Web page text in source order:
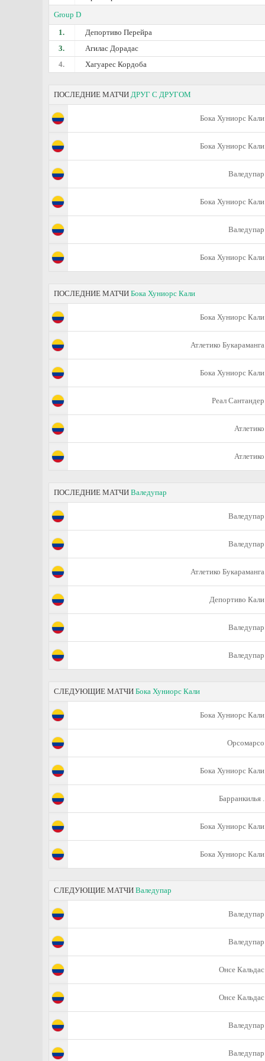
Group D
1.
Депортиво Перейра
3.
Агилас Дорадас
4.
Хагуарес Кордоба
ПОСЛЕДНИЕ МАТЧИ ДРУГ С ДРУГОМ
Бока Хуниорс Кали
Бока Хуниорс Кали
Валедупар
Бока Хуниорс Кали
Валедупар
Бока Хуниорс Кали
ПОСЛЕДНИЕ МАТЧИ Бока Хуниорс Кали
Бока Хуниорс Кали
Атлетико Букараманга
Бока Хуниорс Кали
Реал Сантандер
Атлетико
Атлетико
ПОСЛЕДНИЕ МАТЧИ Валедупар
Валедупар
Валедупар
Атлетико Букараманга
Депортиво Кали
Валедупар
Валедупар
СЛЕДУЮЩИЕ МАТЧИ Бока Хуниорс Кали
Бока Хуниорс Кали
Орсомарсо
Бока Хуниорс Кали
Барранкилья .
Бока Хуниорс Кали
Бока Хуниорс Кали
СЛЕДУЮЩИЕ МАТЧИ Валедупар
Валедупар
Валедупар
Онсе Кальдас
Онсе Кальдас
Валедупар
Валедупар